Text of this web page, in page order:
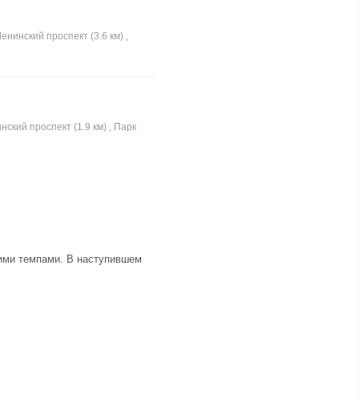
проспект (3.6 км) ,
проспект (1.9 км) , Парк
темпами. В наступившем